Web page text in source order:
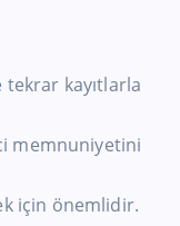
tekrar kayıtlarla
memnuniyetini
için önemlidir.